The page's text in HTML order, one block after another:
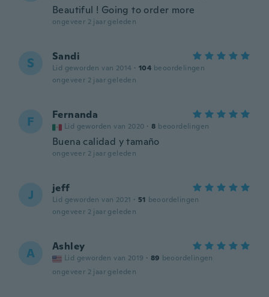
Beautiful ! Going to order more
ongeveer 2 jaar geleden
S Sandi
Lid geworden van 2014 · 104 beoordelingen
ongeveer 2 jaar geleden
F Fernanda
Lid geworden van 2020 · 8 beoordelingen
Buena calidad y tamaño
ongeveer 2 jaar geleden
J jeff
Lid geworden van 2021 · 51 beoordelingen
ongeveer 2 jaar geleden
A Ashley
Lid geworden van 2019 · 89 beoordelingen
ongeveer 2 jaar geleden